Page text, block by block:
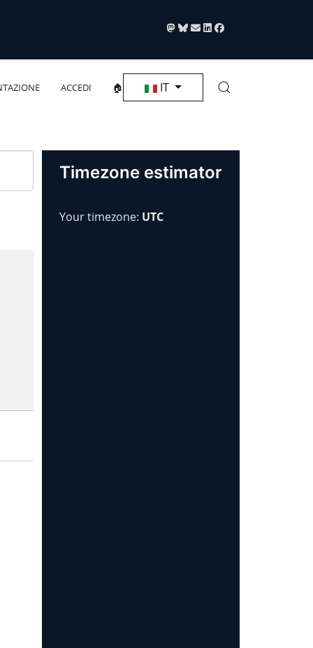
ACCEDI 🏠 Seleziona la tua lingua
IT
Timezone estimator
Your timezone: UTC